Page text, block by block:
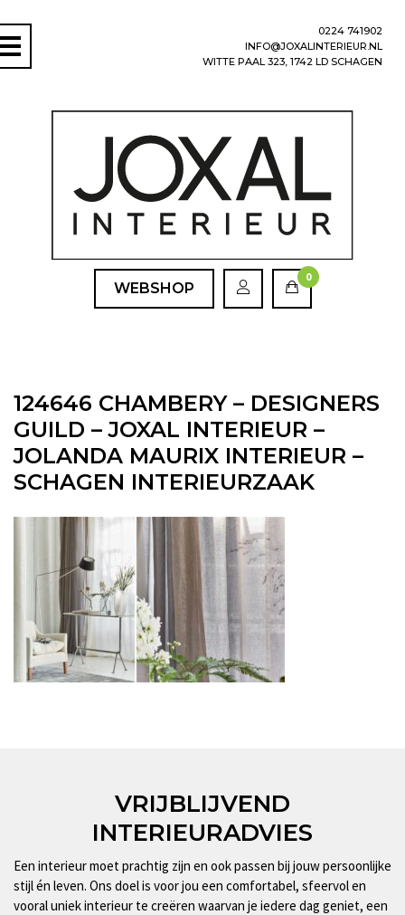
0224 741902
INFO@JOXALINTERIEUR.NL
WITTE PAAL 323, 1742 LD SCHAGEN
WEBSHOP
0
124646 CHAMBERY – DESIGNERS
GUILD – JOXAL INTERIEUR –
JOLANDA MAURIX INTERIEUR –
SCHAGEN INTERIEURZAAK
VRIJBLIJVEND
INTERIEURADVIES
Een interieur moet prachtig zijn en ook passen bij jouw persoonlijke
stijl én leven. Ons doel is voor jou een comfortabel, sfeervol en
vooral uniek interieur te creëren waarvan je iedere dag geniet, een